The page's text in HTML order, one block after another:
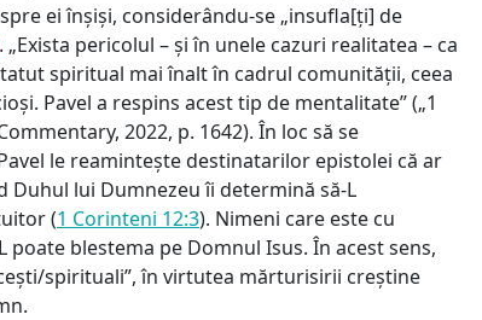
ei înșiși, considerându-se „insufla[ți] de
„Exista pericolul – și în unele cazuri realitatea – ca
spiritual mai înalt în cadrul comunității, ceea
Pavel a respins acest tip de mentalitate” („1
2022, p. 1642). În loc să se
le reamintește destinatarilor epistolei că ar
Duhul lui Dumnezeu îi determină să-L
(1 Corinteni 12:3). Nimeni care este cu
blestema pe Domnul Isus. În acest sens,
spirituali”, în virtutea mărturisirii creștine